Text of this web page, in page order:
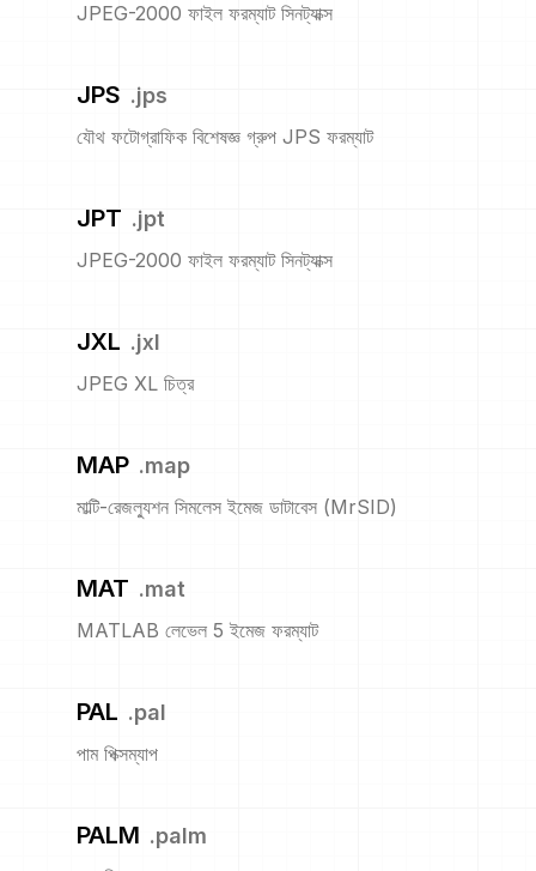
JPEG-2000 ফাইল ফরম্যাট সিনট্যাক্স
JPS .jps
যৌথ ফটোগ্রাফিক বিশেষজ্ঞ গ্রুপ JPS ফরম্যাট
JPT .jpt
JPEG-2000 ফাইল ফরম্যাট সিনট্যাক্স
JXL .jxl
JPEG XL চিত্র
MAP .map
মাল্টি-রেজল্যুশন সিমলেস ইমেজ ডাটাবেস (MrSID)
MAT .mat
MATLAB লেভেল 5 ইমেজ ফরম্যাট
PAL .pal
পাম পিক্সম্যাপ
PALM .palm